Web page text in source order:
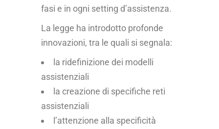
fasi e in ogni setting d’assistenza.
La legge ha introdotto profonde
innovazioni, tra le quali si segnala:
la ridefinizione dei modelli
assistenziali
la creazione di specifiche reti
assistenziali
l’attenzione alla specificità